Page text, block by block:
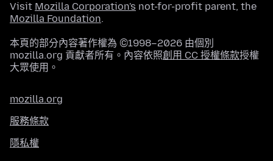
Visit Mozilla Corporation's not-for-profit parent, the
Mozilla Foundation.
本頁的部分內容著作權為 ©1998–2026 由個別
mozilla.org 貢獻者所有。內容依照創用 CC 授權條款授權
大眾使用。
mozilla.org
服務條款
隱私權